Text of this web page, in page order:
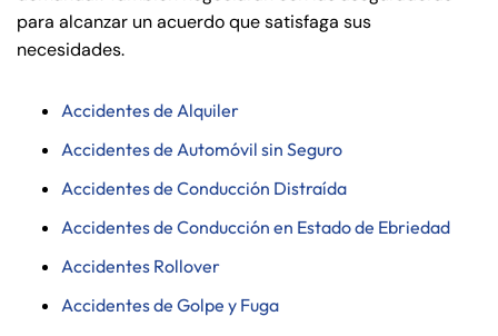
para alcanzar un acuerdo que satisfaga sus
necesidades.
Accidentes de Alquiler
Accidentes de Automóvil sin Seguro
Accidentes de Conducción Distraída
Accidentes de Conducción en Estado de Ebriedad
Accidentes Rollover
Accidentes de Golpe y Fuga